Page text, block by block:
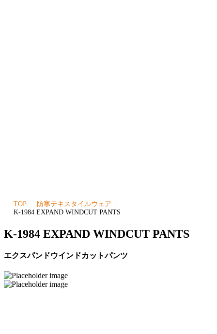
TOP
防寒テキスタイルウェア
K-1984 EXPAND WINDCUT PANTS
K-1984 EXPAND WINDCUT PANTS
エクスパンドウインドカットパンツ